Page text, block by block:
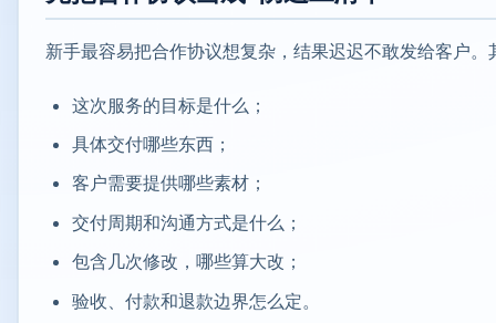
新手最容易把合作协议想复杂，结果迟迟不敢发给客户
这次服务的目标是什么；
具体交付哪些东西；
客户需要提供哪些素材；
交付周期和沟通方式是什么；
包含几次修改，哪些算大改；
验收、付款和退款边界怎么定。